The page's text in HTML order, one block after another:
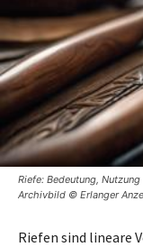
Riefe: Bedeutung,
Archivbild © Erlanger
Riefen sind lineare